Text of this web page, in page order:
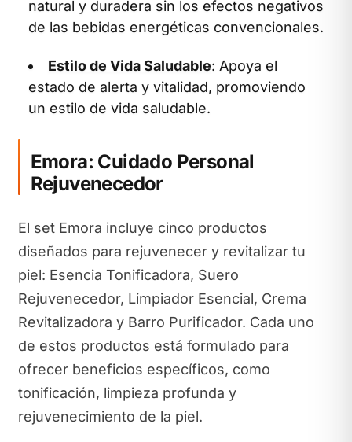
natural y duradera sin los efectos negativos
de las bebidas energéticas convencionales.
Estilo de Vida Saludable: Apoya el
estado de alerta y vitalidad, promoviendo
un estilo de vida saludable.
Emora: Cuidado Personal
Rejuvenecedor
El set Emora incluye cinco productos
diseñados para rejuvenecer y revitalizar tu
piel: Esencia Tonificadora, Suero
Rejuvenecedor, Limpiador Esencial, Crema
Revitalizadora y Barro Purificador. Cada uno
de estos productos está formulado para
ofrecer beneficios específicos, como
tonificación, limpieza profunda y
rejuvenecimiento de la piel.